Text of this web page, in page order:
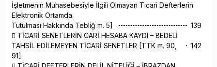
İşletmenin Muhasebesiyle İlgili Olmayan Ticari Defterlerin
Elektronik Ortamda
Tutulması Hakkında Tebliğ m. 5]
139
 TİCARİ SENETLERİN CARİ HESABA KAYDI – BEDELİ
TAHSİL EDİLEMEYEN TİCARİ SENETLER [TTK m. 90,
91]
142